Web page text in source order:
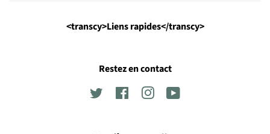
<transcy>Liens rapides</transcy>
Restez en contact
Twitter FacebookInstagram